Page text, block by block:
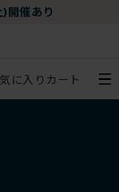
)開催あり
に入り カート